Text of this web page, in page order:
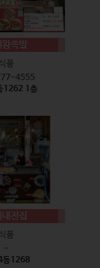
왕족발
식품
4555
1262 1층
전집
식품
-
동1268